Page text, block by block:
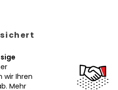
wir Ihren
Mehr